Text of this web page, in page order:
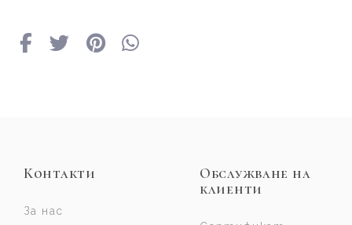
Контакти
За нас
Обслужване на
клиенти